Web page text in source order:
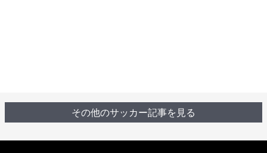
その他のサッカー記事を見る